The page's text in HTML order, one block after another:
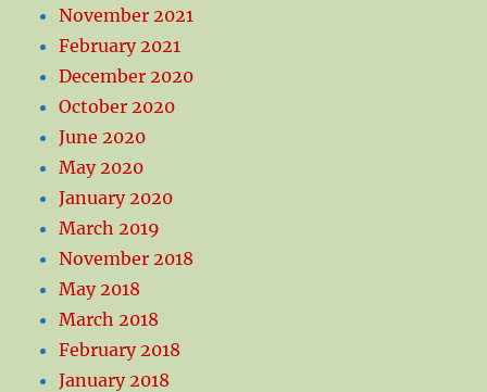
November 2021
February 2021
December 2020
October 2020
June 2020
May 2020
January 2020
March 2019
November 2018
May 2018
March 2018
February 2018
January 2018